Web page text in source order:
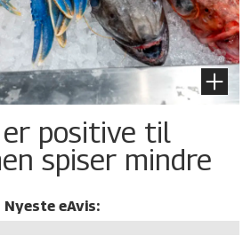
positive til
spiser mindre
Nyeste eAvis: